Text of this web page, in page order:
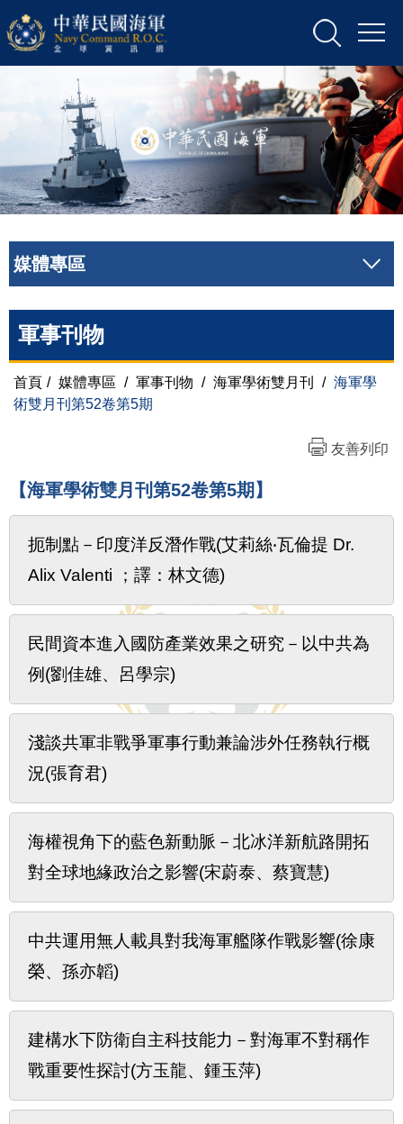
媒體專區
軍事刊物
首頁 / 媒體專區 / 軍事刊物 / 海軍學術雙月刊 / 海軍學
術雙月刊第52卷第5期
友善列印
【海軍學術雙月刊第52卷第5期】
扼制點－印度洋反潛作戰(艾莉絲‧瓦倫提 Dr.
Alix Valenti ；譯：林文德)
民間資本進入國防產業效果之研究－以中共為
例(劉佳雄、呂學宗)
淺談共軍非戰爭軍事行動兼論涉外任務執行概
況(張育君)
海權視角下的藍色新動脈－北冰洋新航路開拓
對全球地緣政治之影響(宋蔚泰、蔡寶慧)
中共運用無人載具對我海軍艦隊作戰影響(徐康
榮、孫亦韜)
建構水下防衛自主科技能力－對海軍不對稱作
戰重要性探討(方玉龍、鍾玉萍)